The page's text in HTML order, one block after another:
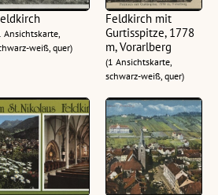
Ansichtskarte,
weiß, quer)
Feldkirch mit
Gurtisspitze, 1778
m, Vorarlberg
(1 Ansichtskarte,
schwarz-weiß, quer)